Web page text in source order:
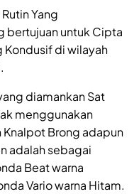
Yang
bertujuan untuk Cipta
Kondusif di wilayah
diamankan Sat
menggunakan
Knalpot Brong adapun
adalah sebagai
Beat warna
Vario warna Hitam.